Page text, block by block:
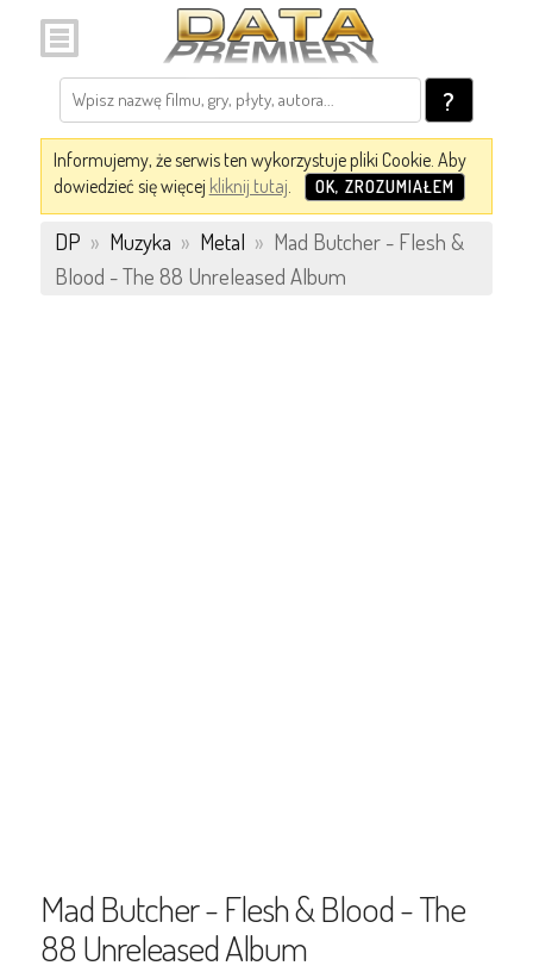
?
Informujemy, że serwis ten wykorzystuje pliki Cookie. Aby
dowiedzieć się więcej kliknij tutaj. OK, ZROZUMIAŁEM
DP » Muzyka » Metal » Mad Butcher - Flesh &
Blood - The 88 Unreleased Album
Mad Butcher - Flesh & Blood - The
88 Unreleased Album